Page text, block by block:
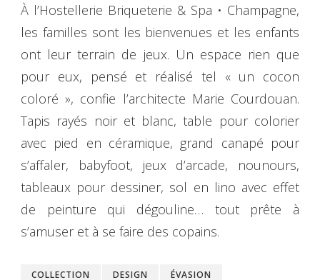
À l’Hostellerie Briqueterie & Spa • Champagne,
les familles sont les bienvenues et les enfants
ont leur terrain de jeux. Un espace rien que
pour eux, pensé et réalisé tel « un cocon
coloré », confie l’architecte Marie Courdouan.
Tapis rayés noir et blanc, table pour colorier
avec pied en céramique, grand canapé pour
s’affaler, babyfoot, jeux d’arcade, nounours,
tableaux pour dessiner, sol en lino avec effet
de peinture qui dégouline… tout prête à
s’amuser et à se faire des copains.
COLLECTION DESIGN
ÉVASION